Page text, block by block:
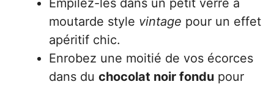
Empilez-les dans un petit verre à
moutarde style vintage pour un effet
apéritif chic.
Enrobez une moitié de vos écorces
dans du chocolat noir fondu pour